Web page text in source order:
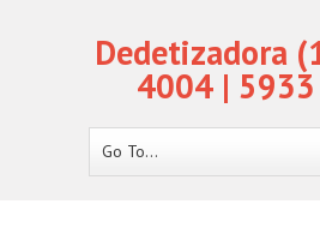
Dedetizadora
4004 |
Go To...